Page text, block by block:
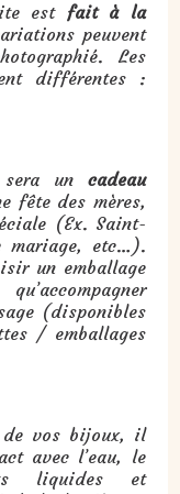
est fait à la
peuvent
Les
différentes :
sera un cadeau
fête des mères,
(Ex. Saint-
mariage, etc…).
un emballage
(disponibles
/ emballages
de vos bijoux, il
avec l’eau, le
liquides et